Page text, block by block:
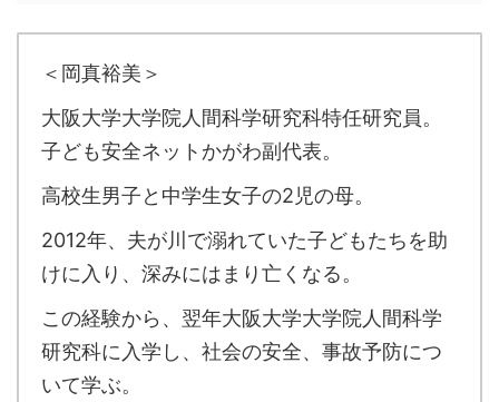
＜岡真裕美＞
大阪大学大学院人間科学研究科特任研究員。
子ども安全ネットかがわ副代表。
高校生男子と中学生女子の2児の母。
2012年、夫が川で溺れていた子どもたちを助
けに入り、深みにはまり亡くなる。
この経験から、翌年大阪大学大学院人間科学
研究科に入学し、社会の安全、事故予防につ
いて学ぶ。